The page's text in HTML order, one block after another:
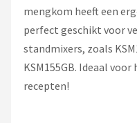
Alle merken →
mengkom heeft een
perfect geschikt voor
standmixers, zoals
KSM155GB. Ideaal
recepten!